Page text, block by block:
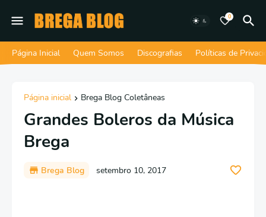
0
Página Inicial Quem Somos Discografias Políticas de
Página inicial Brega Blog Coletâneas
Grandes Boleros da Música
Brega
Brega Blog setembro 10, 2017